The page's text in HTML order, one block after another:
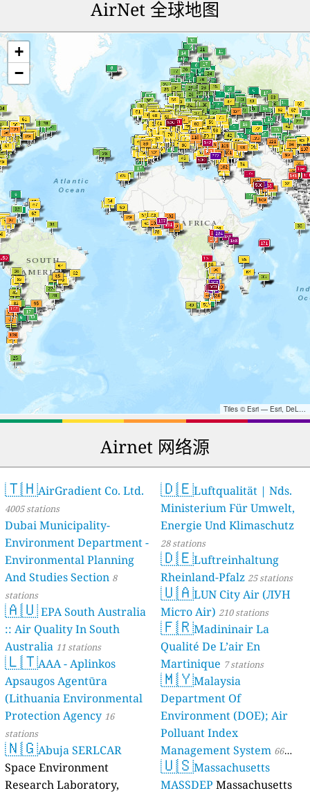
AirNet 全球地图
+
−
Tiles © Esri — Esri, DeLorme, NAVTEQ, TomTom, Intermap, iPC, USGS, FAO, NPS, NRCAN, GeoBase, Kadaster NL, Ordnance Survey, Esri Japan, METI, Esri China (Hong Kong), and the GIS User Community
Airnet 网络源
🇹🇭AirGradient Co. Ltd.
4005 stations
Dubai Municipality-
Environment Department -
Environmental Planning
And Studies Section 8
stations
🇦🇺EPA South Australia
:: Air Quality In South
Australia 11 stations
🇱🇹AAA - Aplinkos
Apsaugos Agentūra
(Lithuania Environmental
Protection Agency 16
stations
🇳🇬Abuja SERLCAR
Space Environment
Research Laboratory,
🇩🇪Luftqualität | Nds.
Ministerium Für Umwelt,
Energie Und Klimaschutz
28 stations
🇩🇪Luftreinhaltung
Rheinland-Pfalz 25 stations
🇺🇦LUN City Air (ЛУН
Місто Air) 210 stations
🇫🇷Madininair La
Qualité De L’air En
Martinique 7 stations
🇲🇾Malaysia
Department Of
Environment (DOE); Air
Polluant Index
Management System 66
stations
🇺🇸Massachusetts
MASSDEP Massachusetts